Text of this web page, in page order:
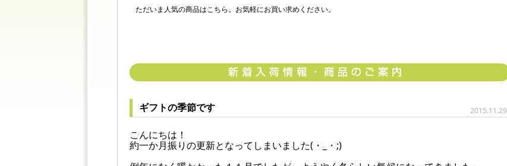
ただいま人気の商品はこちら。お気軽にお買い求めください。
2015.11.29
ギフトの季節です
こんにちは！
約一か月振りの更新となってしまいました(・_・;)